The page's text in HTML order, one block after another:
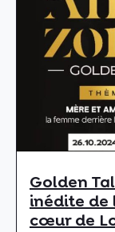
Golden
inédite de
cœur de